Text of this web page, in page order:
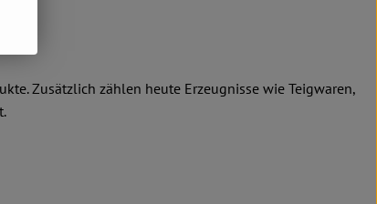
Zusätzlich zählen heute Erzeugnisse wie Teigwaren,